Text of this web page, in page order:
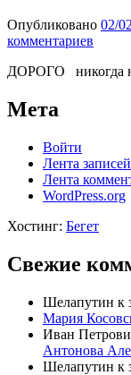
Опубликовано 02/
комментариев
ДОРОГО никогда
Мета
Войти
Лента записей
Лента
WordPress.org
Хостинг: Бегет
Свежие
Шелапутин к
Мария
Иван
Антонова
Шелапутин к